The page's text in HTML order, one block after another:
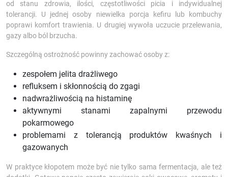
od stanu zdrowia, ilości, częstotliwości picia i indywidualnej
tolerancji. U jednej osoby niewielka porcja kefiru lub kombuchy
poprawi komfort trawienia. U drugiej wywoła uczucie przelewania,
gazy albo ból brzucha.
Szczególną ostrożność powinny zachować osoby z:
zespołem jelita drażliwego
refluksem i skłonnością do zgagi
nadwrażliwością na histaminę
aktywnymi stanami zapalnymi przewodu
pokarmowego
problemami z tolerancją produktów kwaśnych i
gazowanych
W praktyce kłopotem może być nie tylko sama fermentacja, ale też